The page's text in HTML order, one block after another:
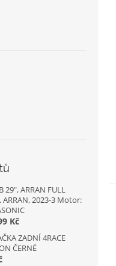
29", ARRAN FULL
ARRAN, 2023-3 Motor:
Kč
ZADNÍ 4RACE
ČERNÉ